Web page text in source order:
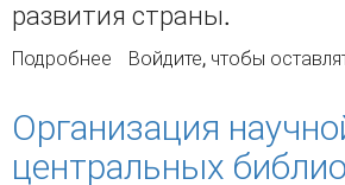
развития страны.
Подробнее о Использование
анализа публикационной
молодых учёных научной
Войдите, чтобы
Организация
центральных